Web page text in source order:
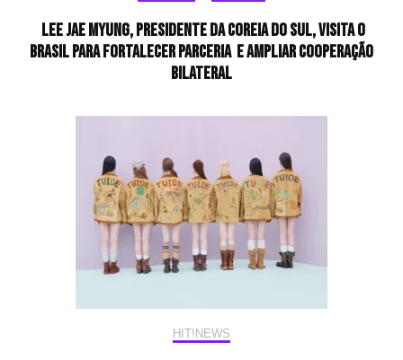
Lee Jae Myung, presidente da Coreia do Sul, visita o
Brasil para fortalecer parceria e ampliar cooperação
bilateral
HIT!NEWS